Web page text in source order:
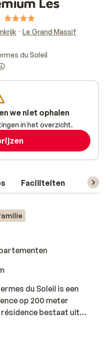
Le Grand Massif
du Soleil
Faciliteiten
du Soleil is een
op 200 meter
bestaat uit
de ijsbaan liggen. De
vallei of ijsbaan. Met
we niet ophalen
in het overzicht.